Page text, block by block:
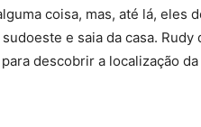
coisa, mas, até lá, eles
e saia da casa.
descobrir a localização